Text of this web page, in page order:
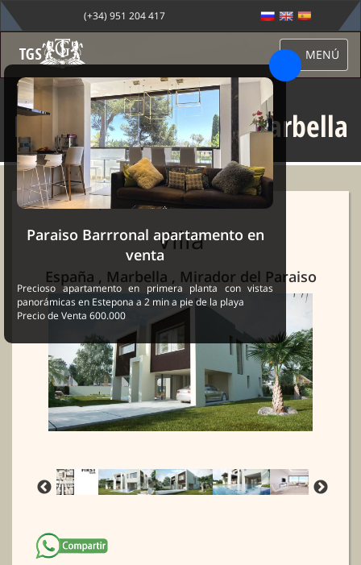
(+34) 951 204 417
MENÚ
Mirador del Paraiso Marbella
Sale Marbella → Propiedades→ Mirador del Paraiso Marbella
Villa
España , Marbella , Mirador del Paraiso
Paraiso Barrronal apartamento en
venta
Precioso apartamento en primera planta con vistas
panorámicas en Estepona a 2 min a pie de la playa
Precio de Venta 600.000